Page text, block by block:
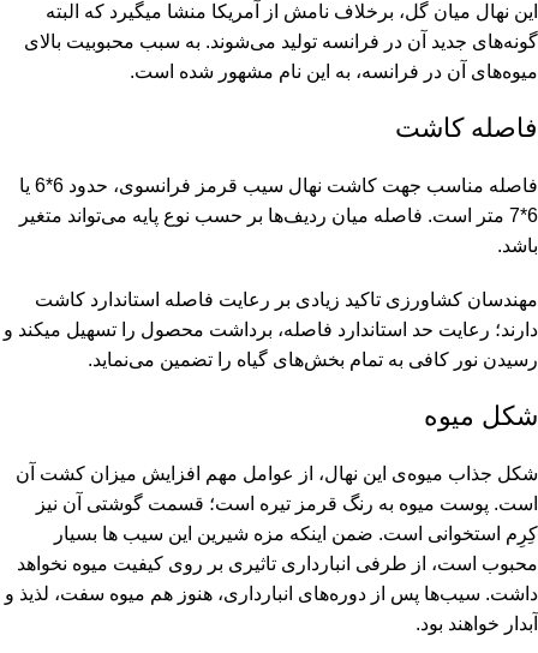
این نهال میان گل، برخلاف نامش از آمریکا منشا میگیرد که البته
گونه‌های جدید آن در فرانسه تولید می‌شوند. به سبب محبوبیت بالای
میوه‌های آن در فرانسه، به این نام مشهور شده است.
فاصله کاشت
فاصله مناسب جهت کاشت نهال سیب قرمز فرانسوی، حدود 6*6 یا
6*7 متر است. فاصله میان ردیف‌ها بر حسب نوع پایه می‌تواند متغیر
باشد.
مهندسان کشاورزی تاکید زیادی بر رعایت فاصله استاندارد کاشت
دارند؛ رعایت حد استاندارد فاصله، برداشت محصول را تسهیل میکند و
رسیدن نور کافی به تمام بخش‌های گیاه را تضمین می‌نماید.
شکل میوه
شکل جذاب میوه‌ی این نهال، از عوامل مهم افزایش میزان کشت آن
است. پوست میوه به رنگ قرمز تیره است؛ قسمت گوشتی آن نیز
کِرِم استخوانی است. ضمن اینکه مزه شیرین این سیب ها بسیار
محبوب است، از طرفی انبارداری تاثیری بر روی کیفیت میوه نخواهد
داشت. سیب‌ها پس از دوره‌های انبارداری، هنوز هم میوه سفت، لذیذ و
آبدار خواهند بود.